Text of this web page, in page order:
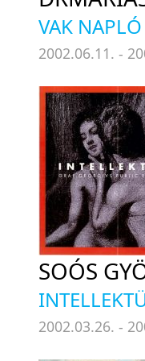
VAK NAPLÓ
2002.06.11. -
SOÓS
2002.03.26. -